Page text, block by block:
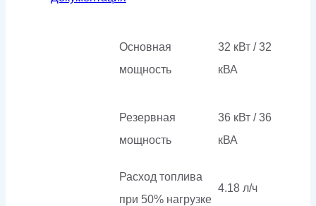
Основная
мощность
32 кВт / 32
кВА
Резервная
мощность
36 кВт / 36
кВА
Расход топлива
при 50% нагрузке
4.18 л/ч